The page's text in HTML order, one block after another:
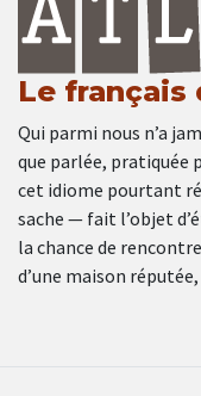
Le
Qui parmi nous n’a
que parlée, pratiquée
cet idiome pourtant
sache — fait l’objet
la chance de
d’une maison